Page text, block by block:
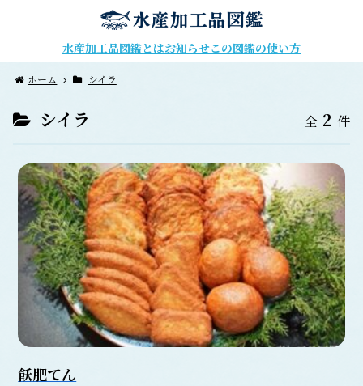
水産加工品図鑑とはお知らせこの図鑑の使い方
ホーム シイラ
シイラ 全 2 件
飫肥てん